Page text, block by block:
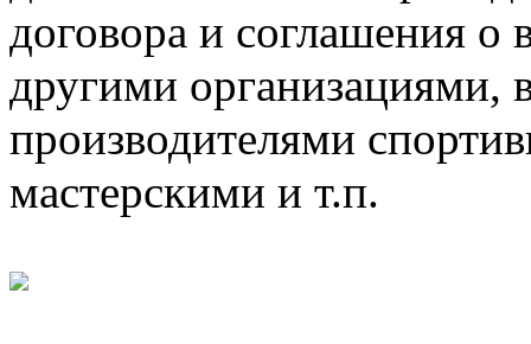
договора и соглашения о
другими организациями,
производителями
мастерскими и т.п.